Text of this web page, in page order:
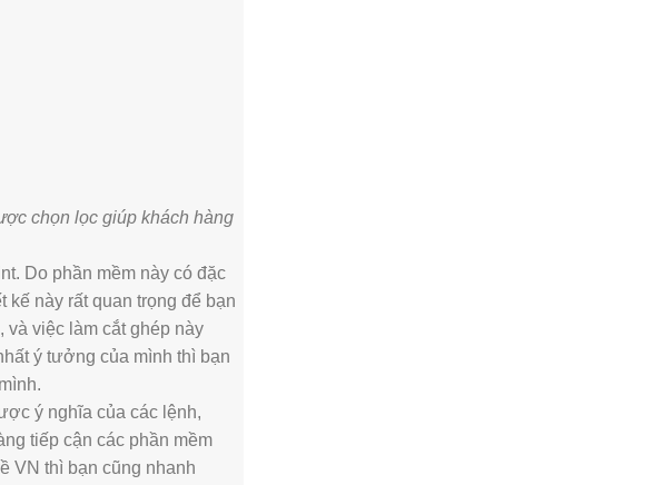
chọn lọc giúp khách hàng
Do phần mềm này có đặc
kế này rất quan trọng để bạn
việc làm cắt ghép này
ý tưởng của mình thì bạn
ý nghĩa của các lệnh,
tiếp cận các phần mềm
VN thì bạn cũng nhanh